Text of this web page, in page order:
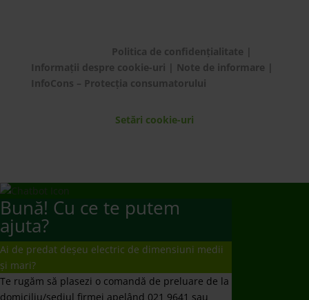
Politica de confidențialitate
Informații despre cookie-uri
Note de informare
InfoCons – Protecția consumatorului
Setări cookie-uri
Bună! Cu ce te putem
ajuta?
Ai de predat deșeu electric de dimensiuni medii
și mari?
Te rugăm să plasezi o comandă de preluare de la
domiciliu/sediul firmei apelând 021 9641 sau